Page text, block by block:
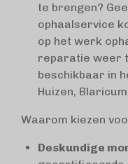
te brengen?
ophaalservice
op het werk
reparatie weer
beschikbaar in
Huizen,
Waarom kiezen
Deskundige